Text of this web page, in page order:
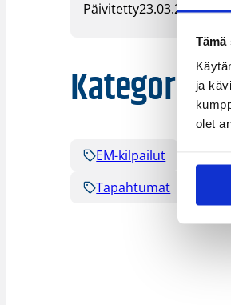
ja
olet
Päivitetty23.03.2026
Kategoriat
EM-kilpailut
Tapahtumat